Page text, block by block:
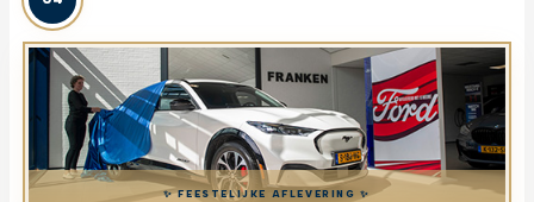
✨ FEESTELIJKE AFLEVERING ✨